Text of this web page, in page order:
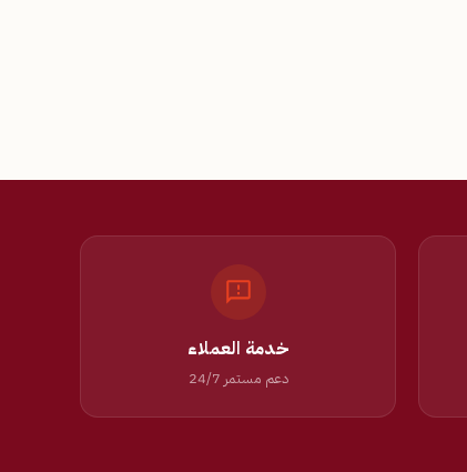
خدمة العملاء
دعم مستمر 24/7